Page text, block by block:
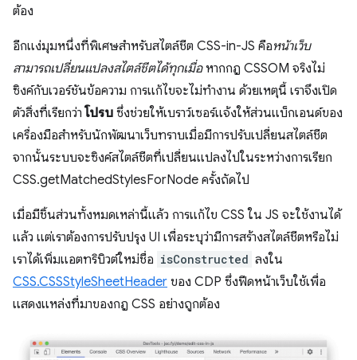
ต้อง
อีกแง่มุมหนึ่งที่พิเศษสำหรับสไตล์ชีต CSS-in-JS คือหน้าเว็บ
สามารถเปลี่ยนแปลงสไตล์ชีตได้ทุกเมื่อหากกฎ CSSOM จริงไม่
ซิงค์กับเวอร์ชันข้อความ การแก้ไขจะไม่ทำงาน ด้วยเหตุนี้ เราจึงเปิด
ตัวสิ่งที่เรียกว่าโปรบ ซึ่งช่วยให้เบราว์เซอร์แจ้งให้ส่วนแบ็กเอนด์ของ
เครื่องมือสำหรับนักพัฒนาเว็บทราบเมื่อมีการปรับเปลี่ยนสไตล์ชีต
จากนั้นระบบจะซิงค์สไตล์ชีตที่เปลี่ยนแปลงไปในระหว่างการเรียก
CSS.getMatchedStylesForNode ครั้งถัดไป
เมื่อมีชิ้นส่วนทั้งหมดเหล่านี้แล้ว การแก้ไข CSS ใน JS จะใช้งานได้
แล้ว แต่เราต้องการปรับปรุง UI เพื่อระบุว่ามีการสร้างสไตล์ชีตหรือไม่
เราได้เพิ่มแอตทริบิวต์ใหม่ชื่อ isConstructed ลงใน
CSS.CSSStyleSheetHeader ของ CDP ซึ่งฟีดหน้าเว็บใช้เพื่อ
แสดงแหล่งที่มาของกฎ CSS อย่างถูกต้อง